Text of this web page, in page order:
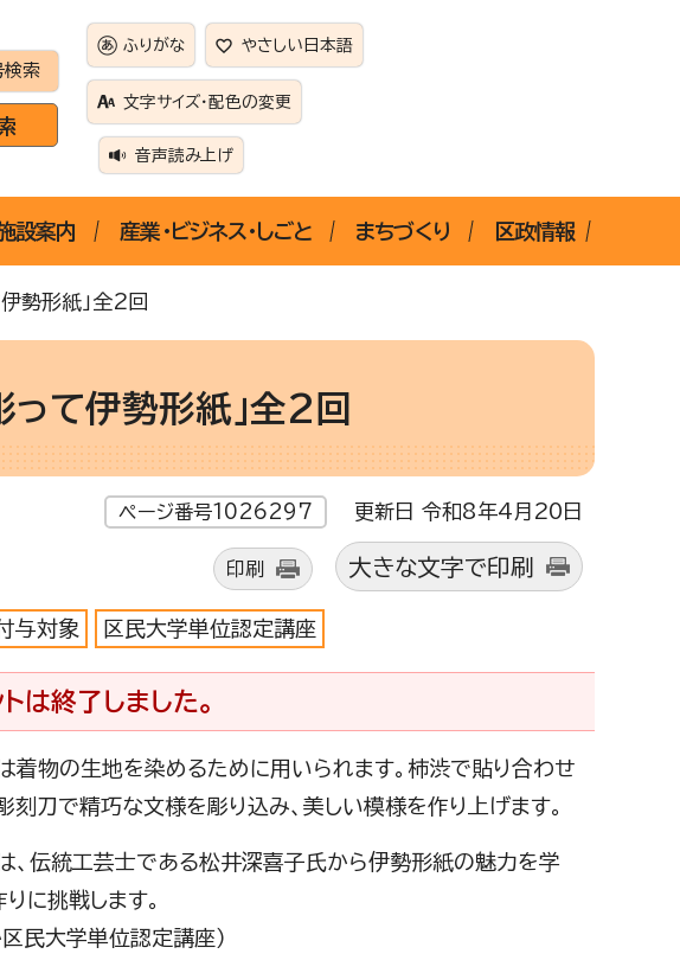
検索
ふりがな やさしい日本語
文字サイズ・配色の変更
音声読み上げ
設案内 産業・ビジネス・しごと まちづくり 区政情報
勢形紙」全2回
って伊勢形紙」全2回
ページ番号1026297 更新日 令和8年4月20日
印刷 大きな文字で印刷
与対象 区民大学単位認定講座
は終了しました。
着物の生地を染めるために用いられます。柿渋で貼り合わせ
刻刀で精巧な文様を彫り込み、美しい模様を作り上げます。
、伝統工芸士である松井深喜子氏から伊勢形紙の魅力を学
に挑戦します。
区民大学単位認定講座）